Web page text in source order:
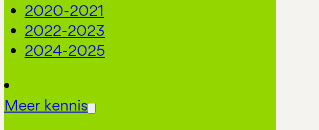
2020-2021
2022-2023
2024-2025
Meer kennis